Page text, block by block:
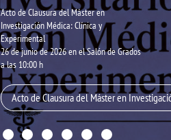
Acto de Clausura del Máster en
Investigación Médica: Clínica y
Experimental
26 de junio de 2026 en el Salón de Grados
a las 10:00 h
Acto de Clausura del Máster en